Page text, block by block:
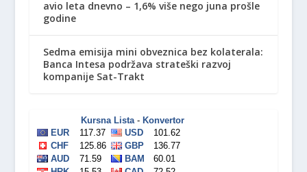
avio leta dnevno – 1,6% više nego juna prošle
godine
Sedma emisija mini obveznica bez kolaterala:
Banca Intesa podržava strateški razvoj
kompanije Sat-Trakt